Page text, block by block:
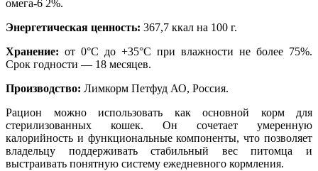
омега-6 2%.
Энергетическая ценность: 367,7 ккал на 100 г.
Хранение: от 0°С до +35°С при влажности не более 75%.
Срок годности — 18 месяцев.
Производство: Лимкорм Петфуд АО, Россия.
Рацион можно использовать как основной корм для
стерилизованных кошек. Он сочетает умеренную
калорийность и функциональные компоненты, что позволяет
владельцу поддерживать стабильный вес питомца и
выстраивать понятную систему ежедневного кормления.